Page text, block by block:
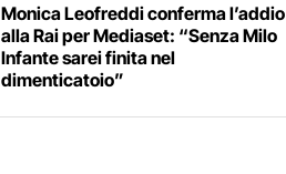
Monica Leofreddi conferma l’addio
alla Rai per Mediaset: “Senza Milo
Infante sarei finita nel
dimenticatoio”